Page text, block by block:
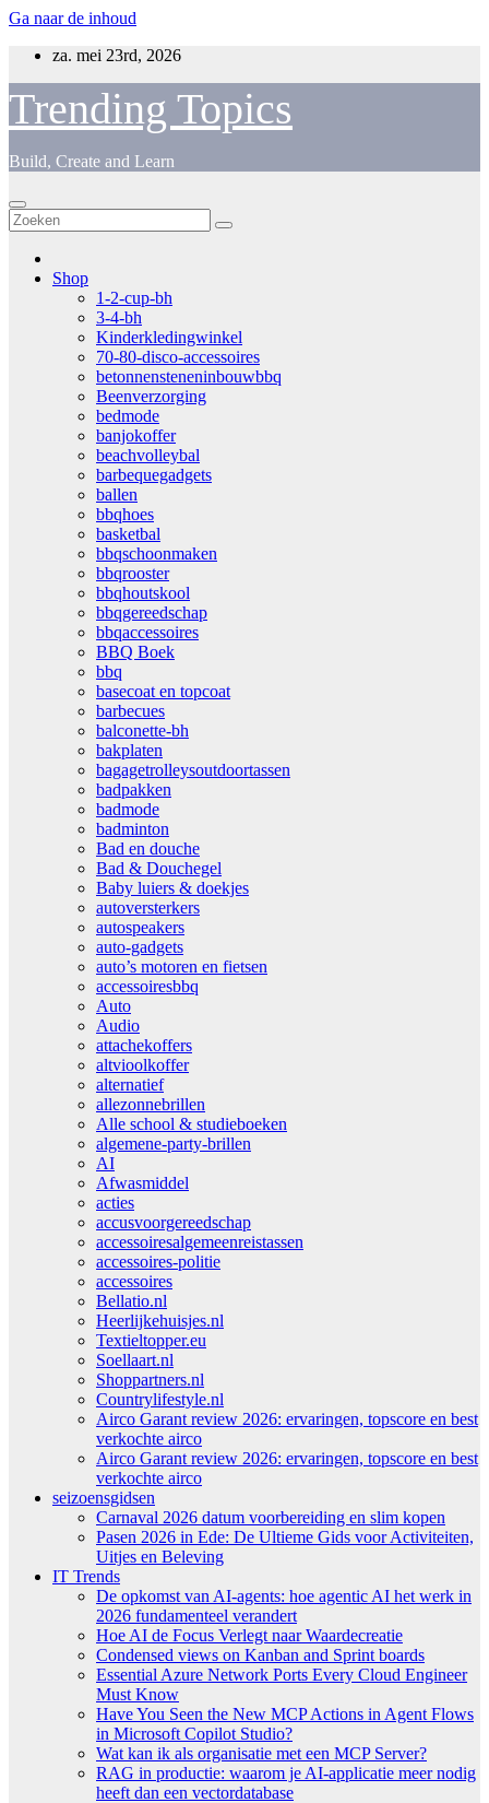
Ga naar de inhoud
za. mei 23rd, 2026
Trending Topics
Build, Create and Learn
Shop
1-2-cup-bh
3-4-bh
Kinderkledingwinkel
70-80-disco-accessoires
betonnensteneninbouwbbq
Beenverzorging
bedmode
banjokoffer
beachvolleybal
barbequegadgets
ballen
bbqhoes
basketbal
bbqschoonmaken
bbqrooster
bbqhoutskool
bbqgereedschap
bbqaccessoires
BBQ Boek
bbq
basecoat en topcoat
barbecues
balconette-bh
bakplaten
bagagetrolleysoutdoortassen
badpakken
badmode
badminton
Bad en douche
Bad & Douchegel
Baby luiers & doekjes
autoversterkers
autospeakers
auto-gadgets
auto’s motoren en fietsen
accessoiresbbq
Auto
Audio
attachekoffers
altvioolkoffer
alternatief
allezonnebrillen
Alle school & studieboeken
algemene-party-brillen
AI
Afwasmiddel
acties
accusvoorgereedschap
accessoiresalgemeenreistassen
accessoires-politie
accessoires
Bellatio.nl
Heerlijkehuisjes.nl
Textieltopper.eu
Soellaart.nl
Shoppartners.nl
Countrylifestyle.nl
Airco Garant review 2026: ervaringen, topscore en best
verkochte airco
Airco Garant review 2026: ervaringen, topscore en best
verkochte airco
seizoensgidsen
Carnaval 2026 datum voorbereiding en slim kopen
Pasen 2026 in Ede: De Ultieme Gids voor Activiteiten,
Uitjes en Beleving
IT Trends
De opkomst van AI-agents: hoe agentic AI het werk in
2026 fundamenteel verandert
Hoe AI de Focus Verlegt naar Waardecreatie
Condensed views on Kanban and Sprint boards
Essential Azure Network Ports Every Cloud Engineer
Must Know
Have You Seen the New MCP Actions in Agent Flows
in Microsoft Copilot Studio?
Wat kan ik als organisatie met een MCP Server?
RAG in productie: waarom je AI-applicatie meer nodig
heeft dan een vectordatabase